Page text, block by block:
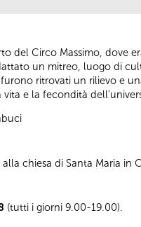
del Circo Massimo, dove
un mitreo, luogo di
ritrovati un rilievo e
e la fecondità
chiesa di Santa Maria in
(tutti i giorni 9.00-19.00).